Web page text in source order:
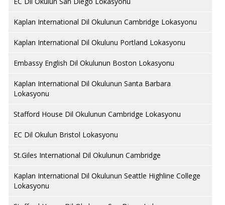
Kaplan International Dil Okulunun Cambridge Lokasyonu
Kaplan International Dil Okulunu Portland Lokasyonu
Embassy English Dil Okulunun Boston Lokasyonu
Kaplan International Dil Okulunun Santa Barbara
Lokasyonu
Stafford House Dil Okulunun Cambridge Lokasyonu
EC Dil Okulun Bristol Lokasyonu
St.Giles International Dil Okulunun Cambridge
Kaplan International Dil Okulunun Seattle Highline College
Lokasyonu